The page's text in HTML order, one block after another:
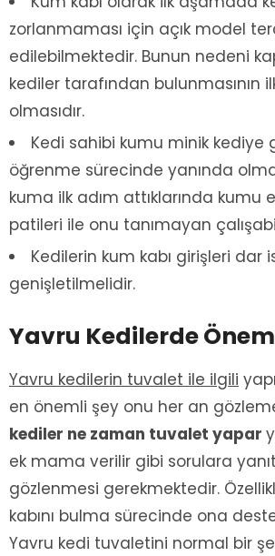
zorlanmaması için açık model
edilebilmektedir. Bunun nedeni
kediler tarafından bulunmasının
olmasıdır.
Kedi sahibi kumu minik kediye
öğrenme sürecinde yanında
kuma ilk adım attıklarında kumu
patileri ile onu tanımayan
Kedilerin kum kabı girişleri dar
genişletilmelidir.
Yavru Kedilerde
Yavru kedilerin tuvalet ile ilgili
en önemli şey onu her an
kediler ne zaman tuvalet yapar
ek mama verilir gibi sorulara
gözlenmesi gerekmektedir.
kabını bulma sürecinde ona
Yavru kedi tuvaletini normal bir